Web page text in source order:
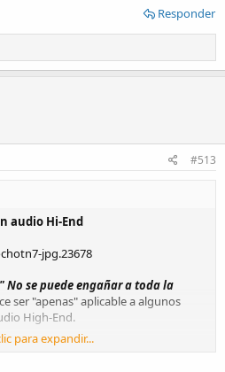
Responder
#513
audio Hi-End
" No se puede engañar a toda la
ser "apenas" aplicable a algunos
High-End.
para saber a que atenernos.
para expandir...